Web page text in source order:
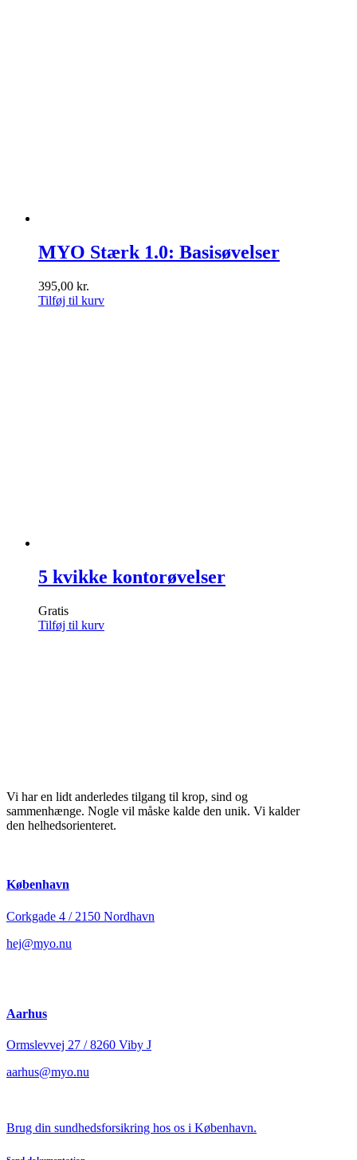
MYO Stærk 1.0: Basisøvelser
395,00 kr.
Tilføj til kurv
5 kvikke kontorøvelser
Gratis
Tilføj til kurv
Vi har en lidt anderledes tilgang til krop, sind og
sammenhænge. Nogle vil måske kalde den unik. Vi kalder
den helhedsorienteret.
København
Corkgade 4 / 2150 Nordhavn
hej@myo.nu
Aarhus
Ormslevvej 27 / 8260 Viby J
aarhus@myo.nu
Brug din sundhedsforsikring hos os i København.